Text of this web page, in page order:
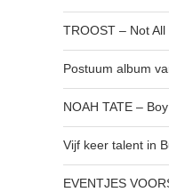
TROOST – Not All
Postuum album
NOAH TATE –
Vijf keer talent in
EVENTJES